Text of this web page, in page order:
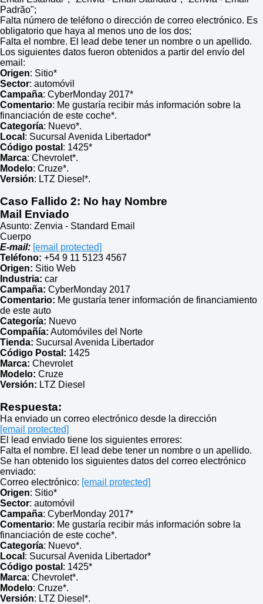
Padrão";
Falta número de teléfono o dirección de correo electrónico. Es
obligatorio que haya al menos uno de los dos;
Falta el nombre. El lead debe tener un nombre o un apellido.
Los siguientes datos fueron obtenidos a partir del envío del
email:
Origen: Sitio*
Sector: automóvil
Campaña: CyberMonday 2017*
Comentario: Me gustaría recibir más información sobre la
financiación de este coche*.
Categoría: Nuevo*.
Local : Sucursal Avenida Libertador*
Código postal : 1425*
Marca: Chevrolet*.
Modelo: Cruze*.
Versión: LTZ Diesel*.
Caso Fallido 2: No hay Nombre
Mail Enviado
Asunto: Zenvia - Standard Email
Cuerpo
E-mail: [email protected]
Teléfono: +54 9 11 5123 4567
Origen: Sitio Web
Industria: car
Campaña: CyberMonday 2017
Comentario: Me gustaría tener información de financiamiento
de este auto
Categoría: Nuevo
Compañía: Automóviles del Norte
Tienda: Sucursal Avenida Libertador
Código Postal: 1425
Marca: Chevrolet
Modelo: Cruze
Versión: LTZ Diesel
Respuesta:
Ha enviado un correo electrónico desde la dirección
[email protected]
El lead enviado tiene los siguientes errores:
Falta el nombre. El lead debe tener un nombre o un apellido.
Se han obtenido los siguientes datos del correo electrónico
enviado:
Correo electrónico: [email protected]
Origen: Sitio*
Sector: automóvil
Campaña: CyberMonday 2017*
Comentario: Me gustaría recibir más información sobre la
financiación de este coche*.
Categoría: Nuevo*.
Local : Sucursal Avenida Libertador*
Código postal : 1425*
Marca: Chevrolet*.
Modelo: Cruze*.
Versión: LTZ Diesel*.